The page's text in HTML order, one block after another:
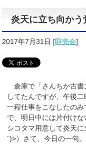
炎天に立ち向かう
2017年7月31日 [即売会]
倉庫で「さんちか古書
してたんですが、午後
一程仕事をこなしたの
で、明日中には片付け
シコタマ用意して炎天
´)>）さて、今日の一句。